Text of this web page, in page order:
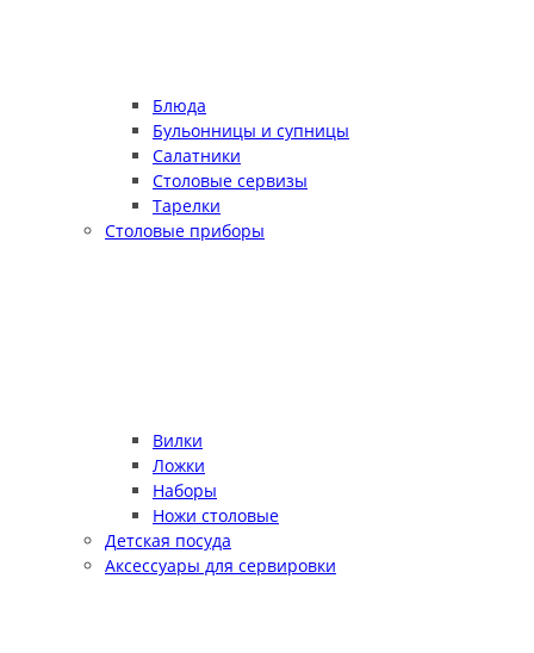
Блюда
Бульонницы и супницы
Салатники
Столовые сервизы
Тарелки
Столовые приборы
Вилки
Ложки
Наборы
Ножи столовые
Детская посуда
Аксессуары для сервировки